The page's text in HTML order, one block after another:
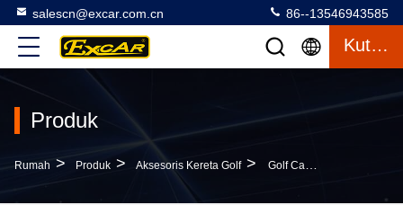
salescn@excar.com.cn 86--13546943585
Kutipan
Produk
Rumah > Produk > Aksesoris Kereta Golf > Golf Cart Led Head Light Untuk Club Car Preseden Led Head Light Dengan Bumper Penggantian Atau Upgrade 102524801